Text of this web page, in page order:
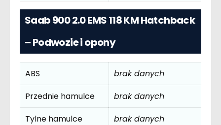
Saab 900 2.0 EMS 118 KM Hatchback
– Podwozie i opony
ABS
brak danych
Przednie hamulce
brak danych
Tylne hamulce
brak danych